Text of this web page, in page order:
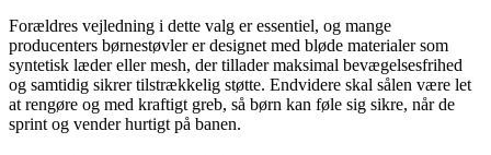
Forældres vejledning i dette valg er essentiel, og mange
producenters børnestøvler er designet med bløde materialer som
syntetisk læder eller mesh, der tillader maksimal bevægelsesfrihed
og samtidig sikrer tilstrækkelig støtte. Endvidere skal sålen være let
at rengøre og med kraftigt greb, så børn kan føle sig sikre, når de
sprint og vender hurtigt på banen.